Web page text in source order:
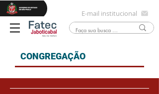
E-mail institucional
CONGREGAÇÃO